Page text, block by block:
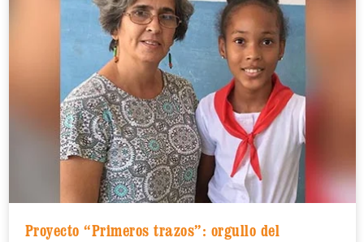
Proyecto “Primeros trazos”: orgullo del